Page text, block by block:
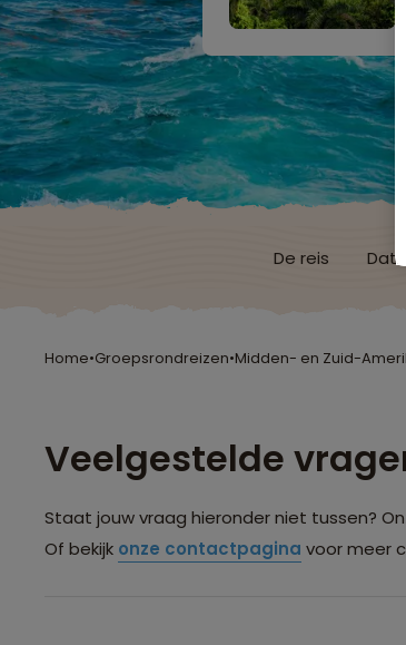
De reis
Home•Groepsrondreizen•Midden- en Zuid-
Veelgestelde
Staat jouw vraag hieronder niet tussen?
Of bekijk onze contactpagina voor meer